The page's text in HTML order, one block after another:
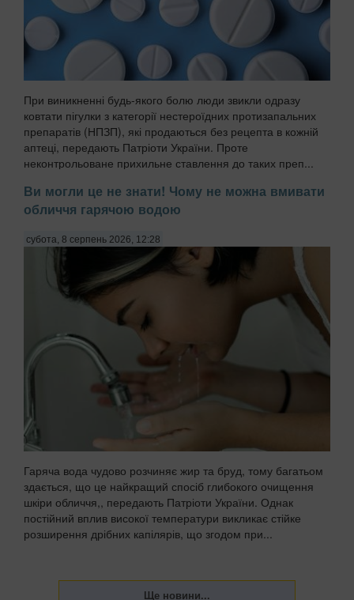
При виникненні будь-якого болю люди звикли одразу
ковтати пігулки з категорії нестероїдних протизапальних
препаратів (НПЗП), які продаються без рецепта в кожній
аптеці, передають Патріоти України. Проте
неконтрольоване прихильне ставлення до таких преп...
Ви могли це не знати! Чому не можна вмивати
обличчя гарячою водою
субота, 8 серпень 2026, 12:28
Гаряча вода чудово розчиняє жир та бруд, тому багатьом
здається, що це найкращий спосіб глибокого очищення
шкіри обличчя,, передають Патріоти України. Однак
постійний вплив високої температури викликає стійке
розширення дрібних капілярів, що згодом при...